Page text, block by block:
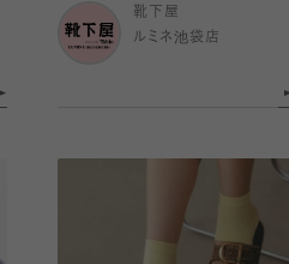
靴下屋
ルミネ池袋店